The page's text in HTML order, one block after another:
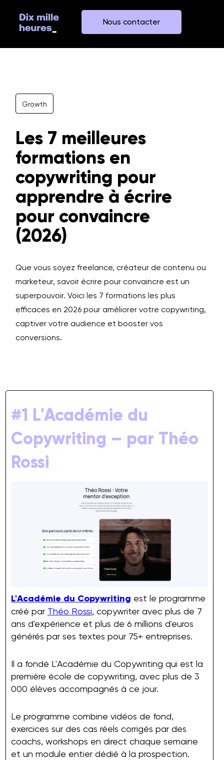
Nous contacter
Growth
Les 7 meilleures
formations en
copywriting pour
apprendre à écrire
pour convaincre
(2026)
Que vous soyez freelance, créateur de contenu ou
marketeur, savoir écrire pour convaincre est un
superpouvoir. Voici les 7 formations les plus
efficaces en 2026 pour améliorer votre copywriting,
captiver votre audience et booster vos
conversions.
#1 L'Académie du
Copywriting – par Théo
Rossi
L'Académie du Copywriting est le programme
créé par Théo Rossi, copywriter avec plus de 7
ans d'expérience et plus de 6 millions d'euros
générés par ses textes pour 75+ entreprises.
Il a fondé L'Académie du Copywriting qui est la
première école de copywriting, avec plus de 3
000 élèves accompagnés à ce jour.
Le programme combine vidéos de fond,
exercices sur des cas réels corrigés par des
coachs, workshops en direct chaque semaine
et un module entier dédié à la prospection.